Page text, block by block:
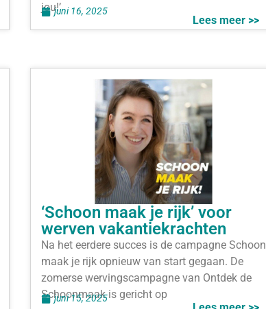
jou!’
Lees meer >>
juni 16, 2025
‘Schoon maak je rijk’ voor
werven vakantiekrachten
Na het eerdere succes is de campagne Schoon
maak je rijk opnieuw van start gegaan. De
zomerse wervingscampagne van Ontdek de
Schoonmaak is gericht op
juni 15, 2025